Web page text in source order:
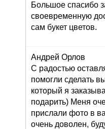
Большое спасибо
своевременную
сам букет цветов.
Андрей Орлов
С радостью
помогли сделать
который я
подарить) Меня
прислали фото в
очень доволен,